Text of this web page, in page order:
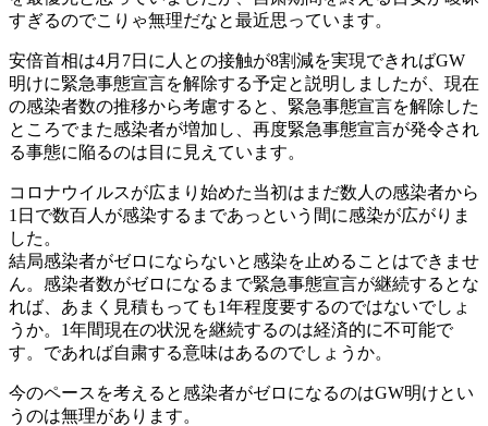
すぎるのでこりゃ無理だなと最近思っています。
安倍首相は4月7日に人との接触が8割減を実現できればGW
明けに緊急事態宣言を解除する予定と説明しましたが、現在
の感染者数の推移から考慮すると、緊急事態宣言を解除した
ところでまた感染者が増加し、再度緊急事態宣言が発令され
る事態に陥るのは目に見えています。
コロナウイルスが広まり始めた当初はまだ数人の感染者から
1日で数百人が感染するまであっという間に感染が広がりま
した。
結局感染者がゼロにならないと感染を止めることはできませ
ん。感染者数がゼロになるまで緊急事態宣言が継続するとな
れば、あまく見積もっても1年程度要するのではないでしょ
うか。1年間現在の状況を継続するのは経済的に不可能で
す。であれば自粛する意味はあるのでしょうか。
今のペースを考えると感染者がゼロになるのはGW明けとい
うのは無理があります。